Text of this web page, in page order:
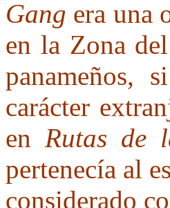
Gang era una
en la Zona
panameños,
carácter
enRutas de
pertenecía al
considerado